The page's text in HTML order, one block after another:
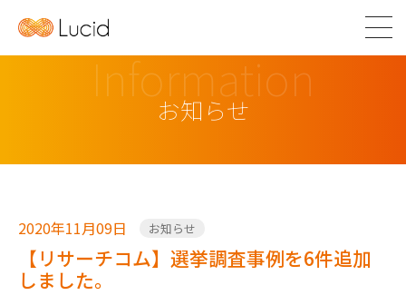
Information
お知らせ
2020年11月09日 お知らせ
【リサーチコム】選挙調査事例を6件追加
しました。